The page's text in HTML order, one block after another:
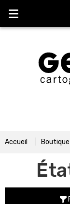
Accueil Boutique